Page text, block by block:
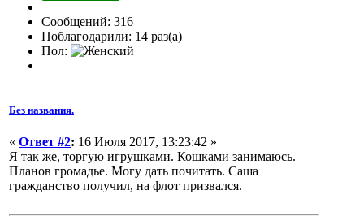
Сообщений: 316
Поблагодарили: 14 раз(а)
Пол:
Без названия.
« Ответ #2: 16 Июля 2017, 13:23:42 »
Я так же, торгую игрушками. Кошками занимаюсь.
Планов громадье. Могу дать почитать. Саша
гражданство получил, на флот призвался.